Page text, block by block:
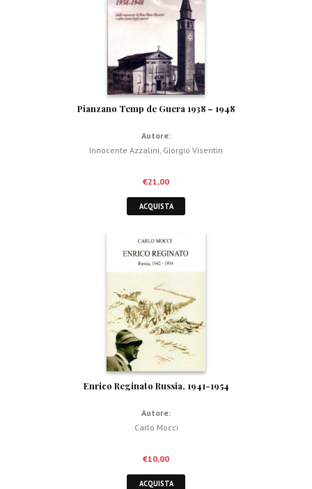
Pianzano Temp de Guera 1938 – 1948
Autore:
Innocente Azzalini Giorgio Visentin
€21,00
ACQUISTA
Enrico Reginato Russia, 1941-1954
Autore:
Carlo Mocci
€10,00
ACQUISTA